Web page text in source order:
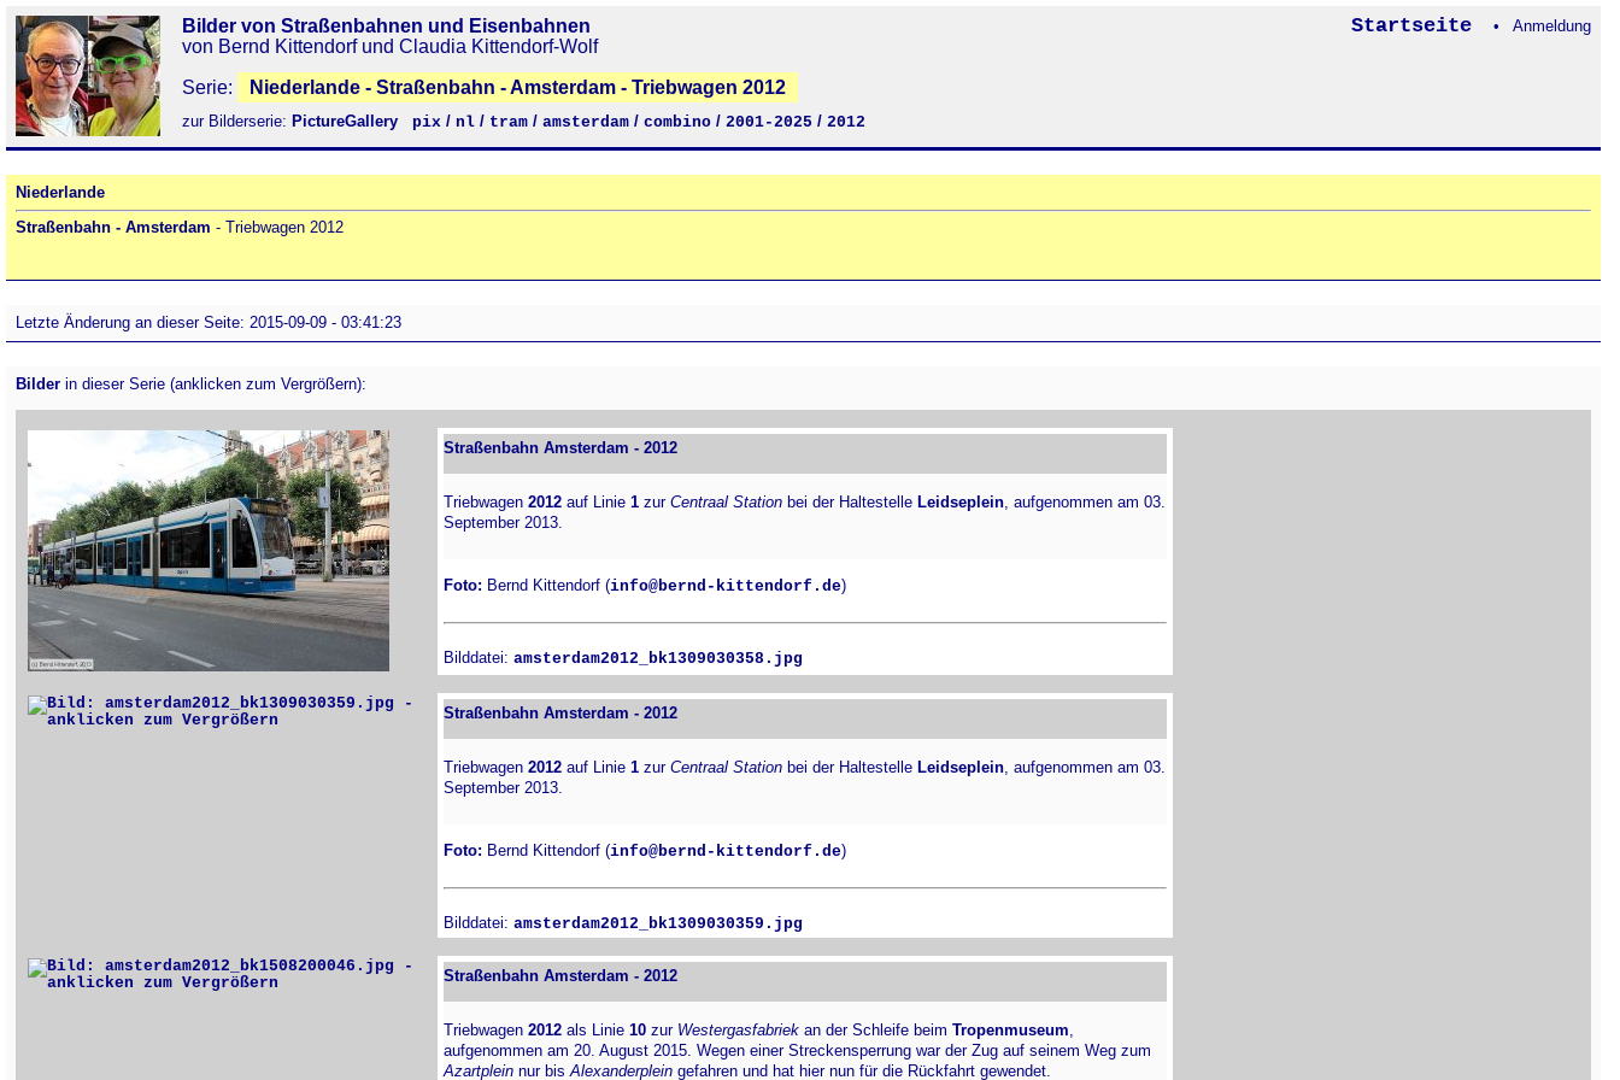
Bilder von Straßenbahnen und Eisenbahnen
von Bernd Kittendorf und Claudia Kittendorf-Wolf
Serie:
Niederlande - Straßenbahn - Amsterdam - Triebwagen 2012
Startseite • Anmeldung
zur Bilderserie: PictureGallery pix / nl / tram / amsterdam / combino / 2001-2025 / 2012
Niederlande
Straßenbahn - Amsterdam - Triebwagen 2012
Letzte Änderung an dieser Seite: 2015-09-09 - 03:41:23
Bilder in dieser Serie (anklicken zum Vergrößern):
Straßenbahn Amsterdam - 2012
Triebwagen 2012 auf Linie 1 zur Centraal Station bei der Haltestelle Leidseplein, aufgenommen am 03.
September 2013.
Foto: Bernd Kittendorf (info@bernd-kittendorf.de)
Bilddatei: amsterdam2012_bk1309030358.jpg
Straßenbahn Amsterdam - 2012
Triebwagen 2012 auf Linie 1 zur Centraal Station bei der Haltestelle Leidseplein, aufgenommen am 03.
September 2013.
Foto: Bernd Kittendorf (info@bernd-kittendorf.de)
Bilddatei: amsterdam2012_bk1309030359.jpg
Straßenbahn Amsterdam - 2012
Triebwagen 2012 als Linie 10 zur Westergasfabriek an der Schleife beim Tropenmuseum,
aufgenommen am 20. August 2015. Wegen einer Streckensperrung war der Zug auf seinem Weg zum
Azartplein nur bisAlexanderplein gefahren und hat hier nun für die Rückfahrt gewendet.